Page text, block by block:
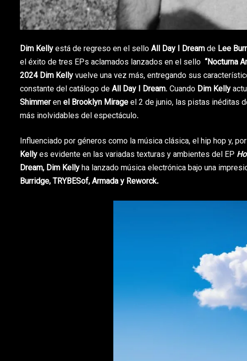
Dim Kellyestá de regreso en el selloAll Day I Dreamde Lee
el éxito de tres EPs aclamados lanzados en el sello “Nocturna
2024 Dim Kellyvuelve una vez más, entregando sus
constante del catálogo deAll Day I Dream. Cuando Dim Kelly
Shimmerenel Brooklyn Mirageel 2 de junio, las pistas inéditas
más inolvidables del espectáculo.
Influenciado por géneros como la música clásica, el hip hop y,
Kellyes evidente en las variadas texturas y ambientes del EP
Dream, Dim Kellyha lanzado música electrónica bajo una
Burridge, TRYBESof, Armada y Reworck.